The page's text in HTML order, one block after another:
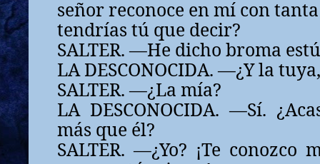
señor reconoce en mí con
tendrías tú que decir?
SALTER. —He dicho broma
LA DESCONOCIDA. —¿Y la
SALTER. —¿La mía?
LA DESCONOCIDA. —Sí.
más que él?
SALTER. —¿Yo? ¡Te